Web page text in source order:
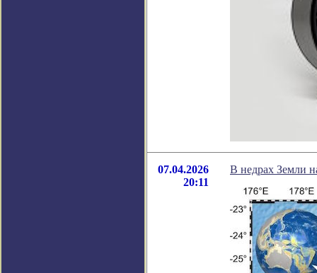
07.04.2026
20:11
В недрах Земли